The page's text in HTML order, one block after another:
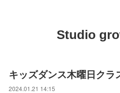
Studio
キッズダンス木曜日クラ
2024.01.21 14:15